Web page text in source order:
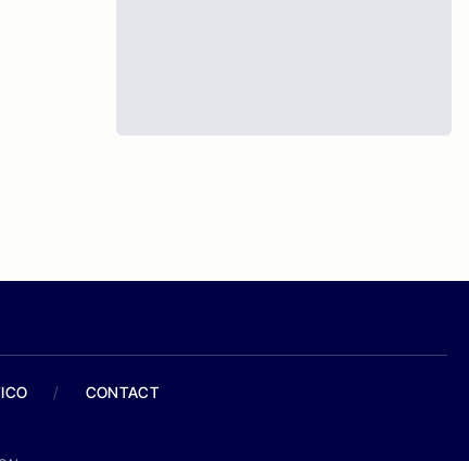
/ CONTACT